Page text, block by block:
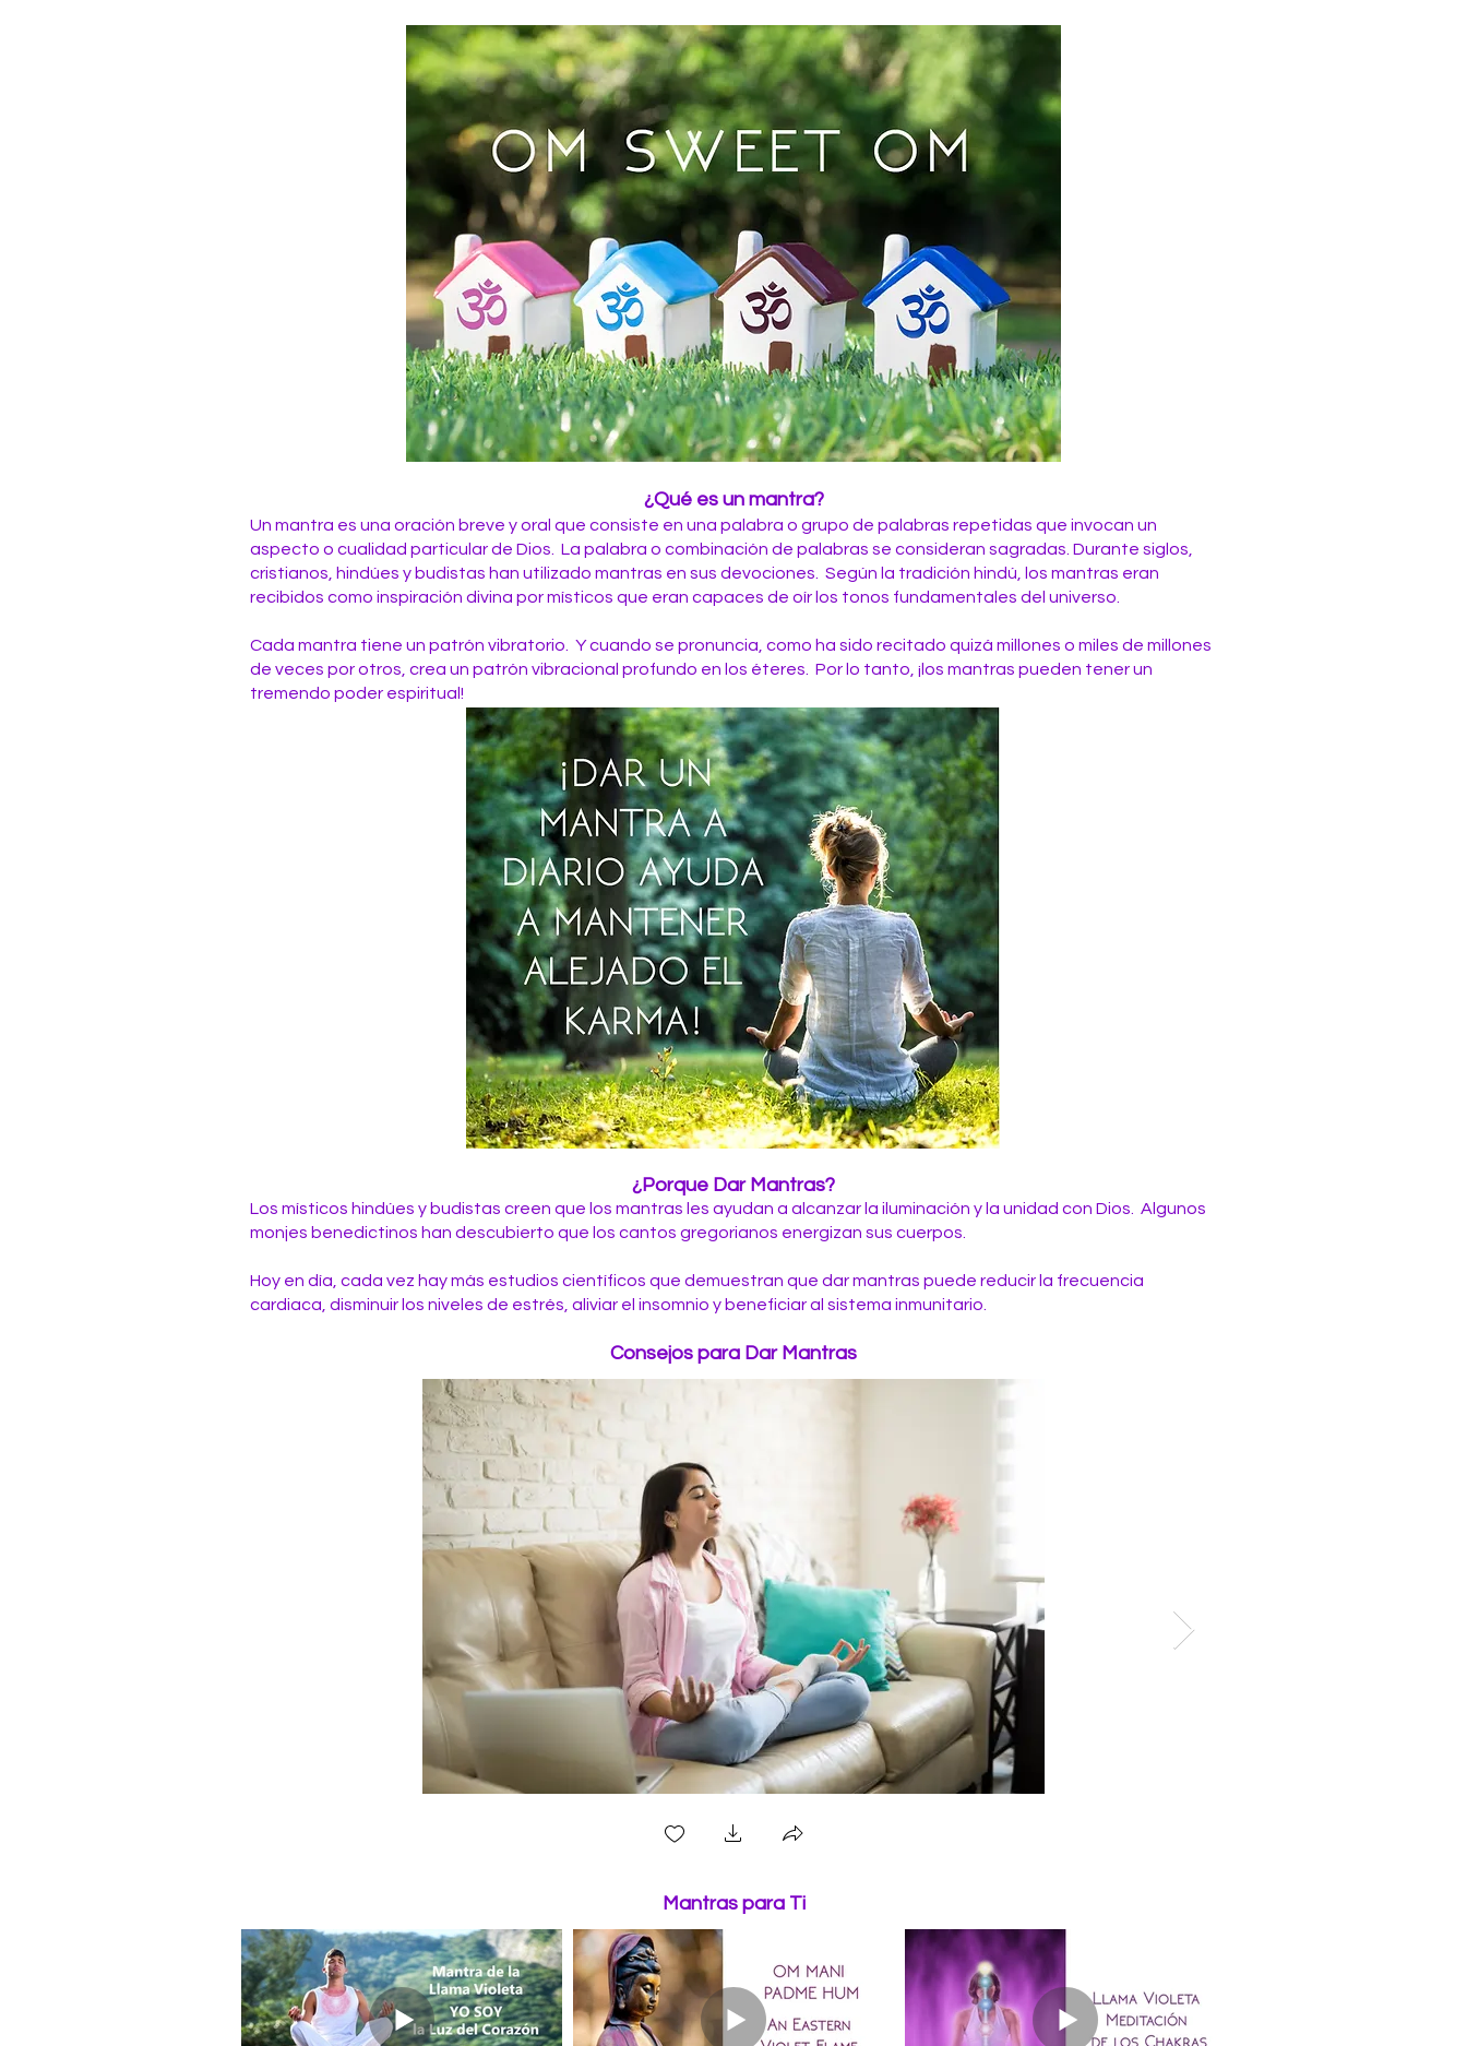
¿Qué es un mantra?
Un mantra es una oración breve y oral que consiste en una palabra o grupo de palabras repetidas que invocan un
aspecto o cualidad particular de Dios. La palabra o combinación de palabras se consideran sagradas. Durante siglos,
cristianos, hindúes y budistas han utilizado mantras en sus devociones. Según la tradición hindú, los mantras eran
recibidos como inspiración divina por místicos que eran capaces de oír los tonos fundamentales del universo.
Cada mantra tiene un patrón vibratorio. Y cuando se pronuncia, como ha sido recitado quizá millones o miles de millones
de veces por otros, crea un patrón vibracional profundo en los éteres. Por lo tanto, ¡los mantras pueden tener un
tremendo poder espiritual!
¿Porque Dar Mantras?
Los místicos hindúes y budistas creen que los mantras les ayudan a alcanzar la iluminación y la unidad con Dios. Algunos
monjes benedictinos han descubierto que los cantos gregorianos energizan sus cuerpos.
Hoy en día, cada vez hay más estudios científicos que demuestran que dar mantras puede reducir la frecuencia
cardiaca, disminuir los niveles de estrés, aliviar el insomnio y beneficiar al sistema inmunitario.
Consejos para Dar Mantras
Crea un Espacio Sagrado
Mantras para Ti